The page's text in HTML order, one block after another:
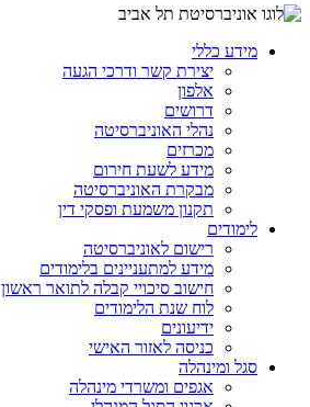
מידע כללי
יצירת קשר ודרכי הגעה
אלפון
דרושים
נהלי האוניברסיטה
מכרזים
מידע לשעת חירום
מבקרת האוניברסיטה
תקנון משמעת ופסקי דין
לימודים
רישום לאוניברסיטה
מידע למתעניינים בלימודים
חישוב סיכויי קבלה לתואר ראשון
לוח שנת הלימודים
ידיעונים
כניסה לאזור האישי
סגל ומינהלה
אגפים ומשרדי מינהלה